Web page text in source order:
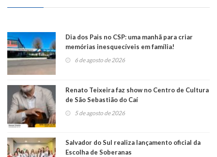
Dia dos Pais no CSP: uma manhã para criar
memórias inesquecíveis em família!
6 de agosto de 2026
Renato Teixeira faz show no Centro de Cultura
de São Sebastião do Caí
5 de agosto de 2026
Salvador do Sul realiza lançamento oficial da
Escolha de Soberanas